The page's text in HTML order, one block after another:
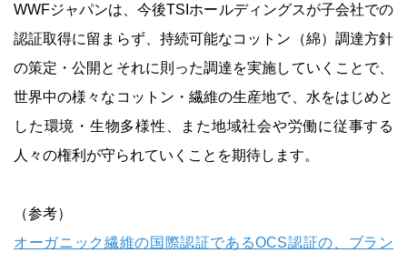
WWFジャパンは、今後TSIホールディングスが子会社での
認証取得に留まらず、持続可能なコットン（綿）調達方針
の策定・公開とそれに則った調達を実施していくことで、
世界中の様々なコットン・繊維の生産地で、水をはじめと
した環境・生物多様性、また地域社会や労働に従事する
人々の権利が守られていくことを期待します。
（参考）
オーガニック繊維の国際認証であるOCS認証の、ブラン